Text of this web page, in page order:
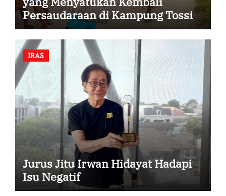
Persaudaraan di Kampung Tossi
IRAS
Jurus Jitu Irwan Hidayat Hadapi
Isu Negatif